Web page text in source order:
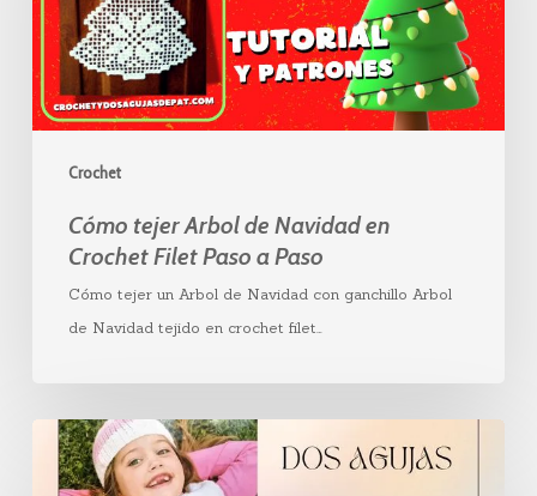
Crochet
Navidad
Crochet
Filet
PasoCómo tejer Arbol de Navidad en
Crochet Filet Paso a Paso
Cómo tejer un Arbol de Navidad con ganchillo Arbol
de Navidad tejido en crochet filet…
Chaleco